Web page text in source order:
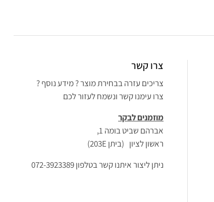
צרו קשר
צריכים עזרה בבחירת מוצר ? מידע נוסף ?
צרו עימנו קשר ונשמח לעזור לכם
מוזמנים לבקר
אברהם שביט בומה 1,
ראשון לציון (ביתן 203E)
ניתן ליצור איתנו קשר בטלפון 072-3923389